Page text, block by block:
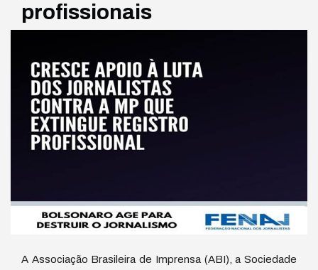
profissionais
A Associação Brasileira de Imprensa (ABI), a Sociedade